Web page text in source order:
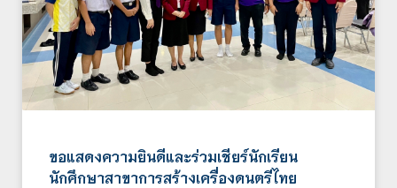
ขอแสดงความยินดีและร่วมเชียร์นักเรียน
นักศึกษาสาขาการสร้างเครื่องดนตรีไทย